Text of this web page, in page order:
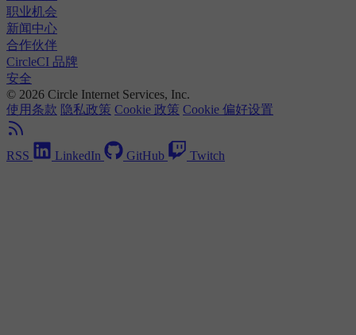
职业机会
新闻中心
合作伙伴
CircleCI 品牌
安全
© 2026 Circle Internet Services, Inc.
使用条款 隐私政策 Cookie 政策 Cookie 偏好设置
RSS LinkedIn GitHub Twitch